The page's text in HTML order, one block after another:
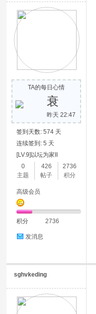
TA的每日心情
衰
昨天 22:47
签到天数: 574 天
连续签到: 5 天
[LV.9]以坛为家II
0
主题
426
帖子
2736
积分
高级会员
积分 2736
发消息
sghvkeding